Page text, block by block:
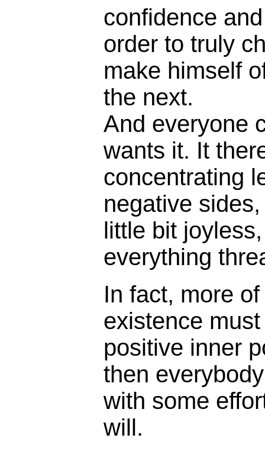
confidence
order to truly
make himself
the next.
And everyone
wants it. It
concentrating
negative
little bit
everything
In fact, more
existence
positive inner
then
with some
will.